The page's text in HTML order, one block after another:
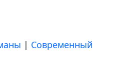
| Современный